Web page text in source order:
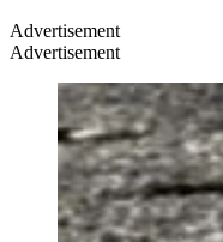
Advertisement
Advertisement